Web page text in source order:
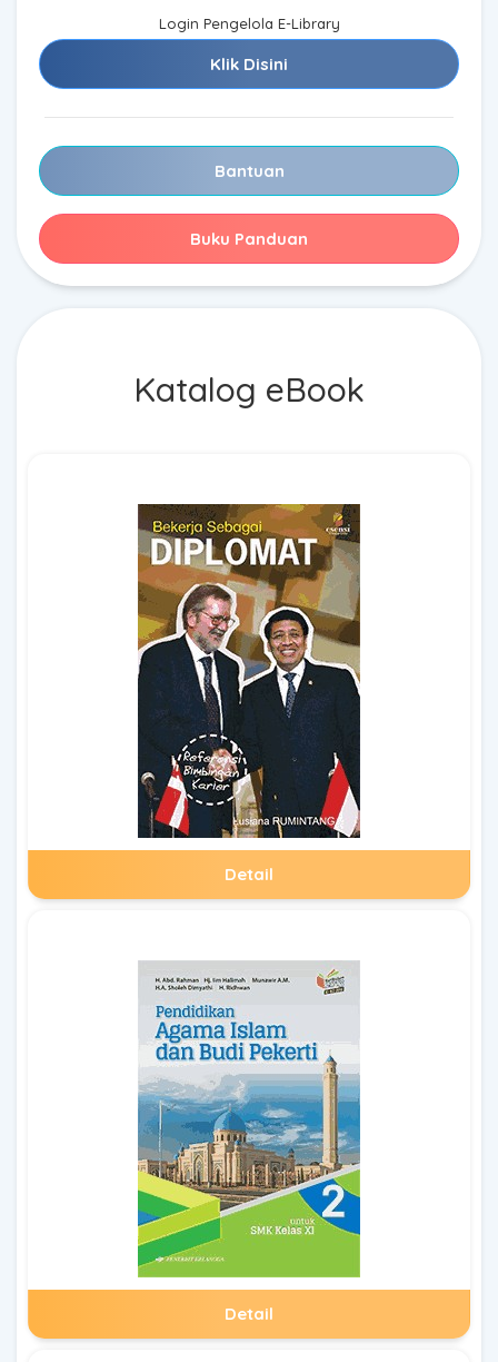
Login Pengelola E-Library
Klik Disini
Bantuan
Buku Panduan
Katalog eBook
Detail
Detail